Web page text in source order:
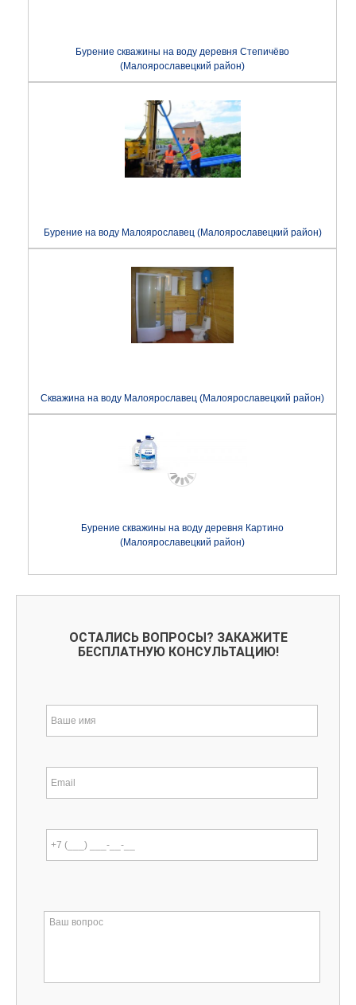
Бурение скважины на воду деревня Степичёво
(Малоярославецкий район)
Бурение на воду Малоярославец (Малоярославецкий район)
Скважина на воду Малоярославец (Малоярославецкий район)
Бурение скважины на воду деревня Картино
(Малоярославецкий район)
ОСТАЛИСЬ ВОПРОСЫ? ЗАКАЖИТЕ
БЕСПЛАТНУЮ КОНСУЛЬТАЦИЮ!